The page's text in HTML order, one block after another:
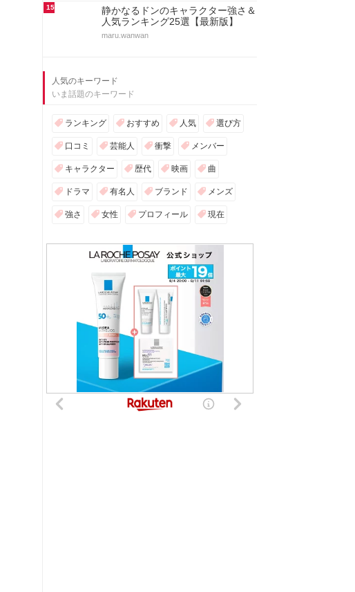
15
静かなるドンのキャラクター強さ＆
人気ランキング25選【最新版】
maru.wanwan
人気のキーワード
いま話題のキーワード
ランキング おすすめ 人気 選び方
口コミ 芸能人 衝撃 メンバー
キャラクター 歴代 映画 曲
ドラマ 有名人 ブランド メンズ
強さ 女性 プロフィール 現在